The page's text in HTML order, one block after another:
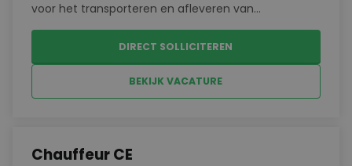
voor het transporteren en afleveren van
grondstoffen.Bouwen aan de regio door het
bezorgen van bouwmaterialen bij verschillende
projecten.Uitvoeren van loswerkzaamheden, ook op
lastig bereikbare p...
DIRECT SOLLICITEREN
BEKIJK VACATURE
Chauffeur CE